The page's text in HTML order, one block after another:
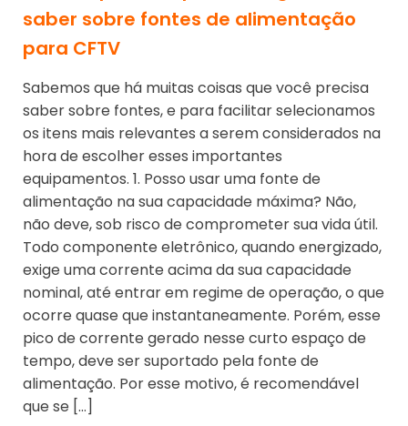
saber sobre fontes de alimentação
para CFTV
Sabemos que há muitas coisas que você precisa
saber sobre fontes, e para facilitar selecionamos
os itens mais relevantes a serem considerados na
hora de escolher esses importantes
equipamentos. 1. Posso usar uma fonte de
alimentação na sua capacidade máxima? Não,
não deve, sob risco de comprometer sua vida útil.
Todo componente eletrônico, quando energizado,
exige uma corrente acima da sua capacidade
nominal, até entrar em regime de operação, o que
ocorre quase que instantaneamente. Porém, esse
pico de corrente gerado nesse curto espaço de
tempo, deve ser suportado pela fonte de
alimentação. Por esse motivo, é recomendável
que se […]